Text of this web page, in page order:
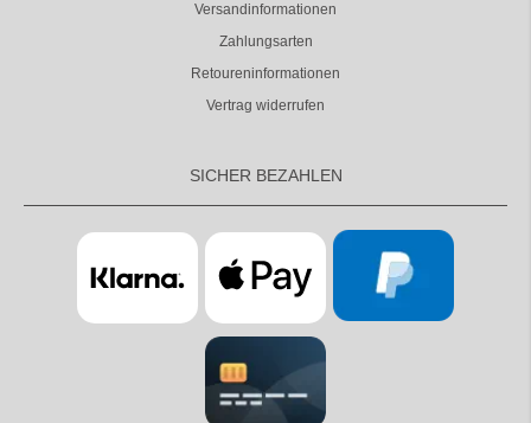
Versandinformationen
Zahlungsarten
Retoureninformationen
Vertrag widerrufen
SICHER BEZAHLEN